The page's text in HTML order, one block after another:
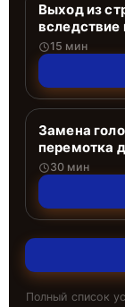
Выход из
вследствие
15 мин
Замена
перемотка
30 мин
Полный список